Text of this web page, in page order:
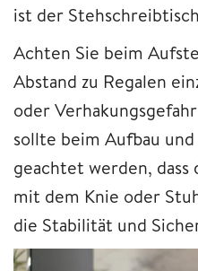
ist der
Achten Sie beim
Abstand zu Regalen
oder
sollte beim Aufbau
geachtet werden, dass
mit dem Knie oder
die Stabilität und